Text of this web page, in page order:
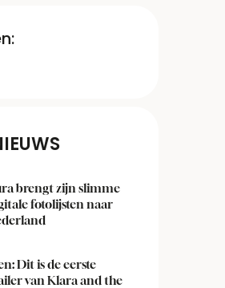
brengt zijn slimme
fotolijsten naar
Dit is de eerste
van Klara and the